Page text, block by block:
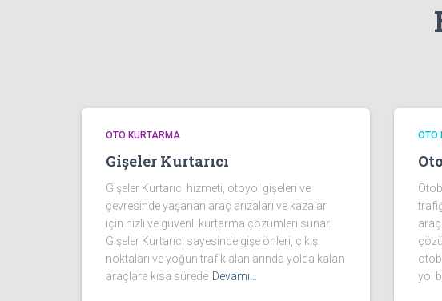
OTO KURTARMA
Gişeler Kurtarıcı
Gişeler Kurtarıcı hizmeti, otoyol gişeleri ve
çevresinde yaşanan araç arızaları ve kazalar
için hızlı ve güvenli kurtarma çözümleri sunar.
Gişeler Kurtarıcı sayesinde gişe önleri, çıkış
noktaları ve yoğun trafik alanlarında yolda kalan
araçlara kısa sürede Devamı…
OTO
araç
yol